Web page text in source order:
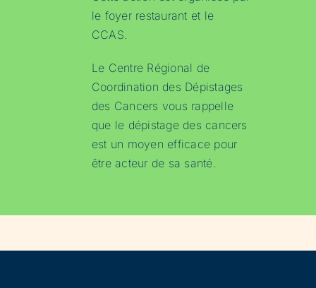
le foyer restaurant et le
CCAS.
Le Centre Régional de
Coordination des Dépistages
des Cancers vous rappelle
que le dépistage des cancers
est un moyen efficace pour
être acteur de sa santé.